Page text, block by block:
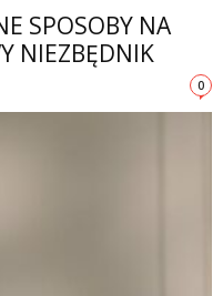
SPOSOBY NA
NIEZBĘDNIK
0